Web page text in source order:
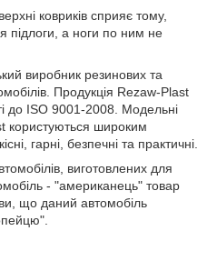
ковриків сприяє тому,
підлоги, а ноги по ним не
виробник резинових та
Продукція Rezaw-Plast
до ISO 9001-2008. Модельні
користуються широким
гарні, безпечні та практичні.
виготовлених для
- "американець" товар
що даний автомобіль